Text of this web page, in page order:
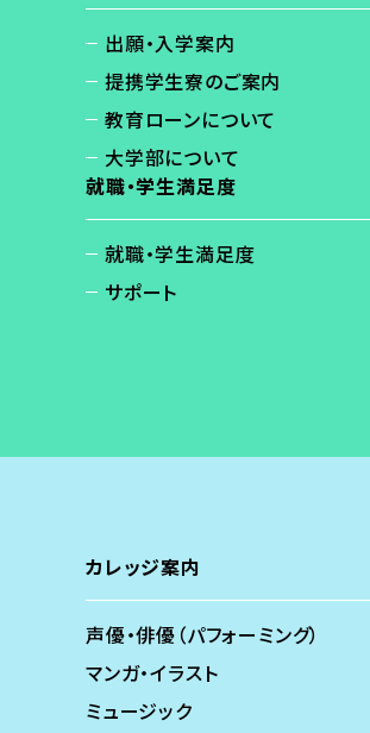
出願・入学案内
提携学生寮のご案内
教育ローンについて
大学部について
就職・学生満足度
就職・学生満足度
サポート
カレッジ案内
声優・俳優（パフォーミング）
マンガ・イラスト
ミュージック